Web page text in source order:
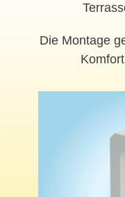
Die Montage